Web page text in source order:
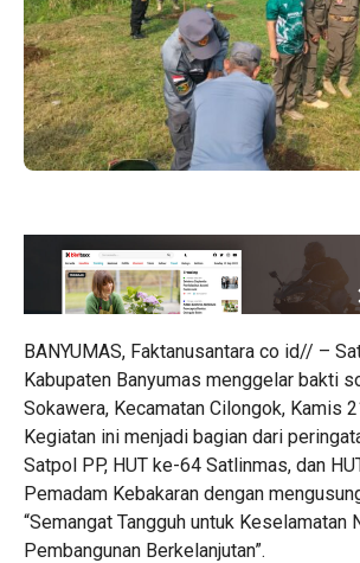
BANYUMAS, Faktanusantara co id// –
Kabupaten Banyumas menggelar bakti
Sokawera, Kecamatan Cilongok, Kamis
Kegiatan ini menjadi bagian dari
Satpol PP, HUT ke-64 Satlinmas, dan
Pemadam Kebakaran dengan
“Semangat Tangguh untuk Keselamatan
Pembangunan Berkelanjutan”.